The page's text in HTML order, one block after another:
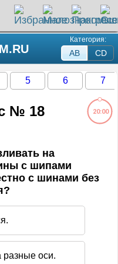
Категория:
AB СD
5 6 7
№ 18 20:00
на
с шипами
с шинами без
разные оси.